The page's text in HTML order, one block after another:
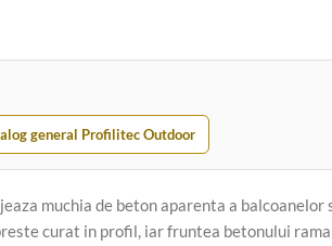
general Profilitec Outdoor
muchia de beton aparenta a balcoanelor
curat in profil, iar fruntea betonului